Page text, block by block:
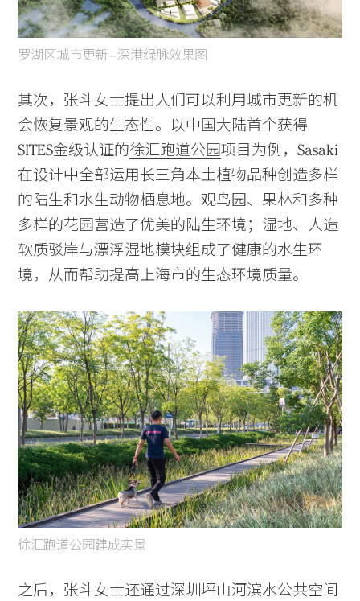
罗湖区城市更新 – 深港绿脉效果图
其次，张斗女士提出人们可以利用城市更新的机
会恢复景观的生态性。以中国大陆首个获得
SITES金级认证的徐汇跑道公园项目为例，Sasaki
在设计中全部运用长三角本土植物品种创造多样
的陆生和水生动物栖息地。观鸟园、果林和多种
多样的花园营造了优美的陆生环境；湿地、人造
软质驳岸与漂浮湿地模块组成了健康的水生环
境，从而帮助提高上海市的生态环境质量。
徐汇跑道公园建成实景
之后，张斗女士还通过深圳坪山河滨水公共空间
Practice
Projects
People
Voices
Search Sasaki